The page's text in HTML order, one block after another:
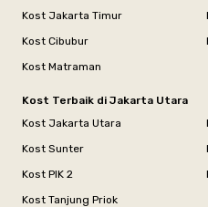
Kost Jakarta Timur
Kost Cibubur
Kost Matraman
Kost Terbaik di Jakarta Utara
Kost Jakarta Utara
Kost Sunter
Kost PIK 2
Kost Tanjung Priok